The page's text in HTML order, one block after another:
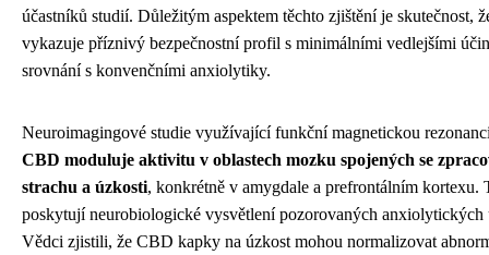
účastníků studií. Důležitým aspektem těchto zjištění je skutečnost,
vykazuje příznivý bezpečnostní profil s minimálními vedlejšími
srovnání s konvenčními anxiolytiky.
Neuroimagingové studie využívající funkční magnetickou
CBD moduluje aktivitu v oblastech mozku spojených se
strachu a úzkosti, konkrétně v amygdale a prefrontálním kortexu.
poskytují neurobiologické vysvětlení pozorovaných anxiolytických
Vědci zjistili, že CBD kapky na úzkost mohou normalizovat